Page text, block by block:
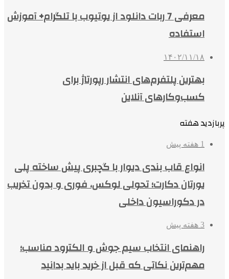
معرفی 7 ربات دانلود از یوتیوب با تلگرام+ آموزش
استفاده
۱۴۰۲/۱۱/۱۸
بهترین پلتفرم‌های انتشار رپورتاژ برای
کسب‌وکارهای آنلاین
پربازدید هفته
1 هفته پیش
انواع قاب بندی دیوار با گچبری پیش ساخته پلی
یورتان دکارت؛ تحولی لوکس، فوری و بدون تخریب
در دکوراسیون داخلی
3 هفته پیش
راهنمای انتخاب سیم جوش و الکترود مناسب؛
مهم‌ترین نکاتی که قبل از خرید باید بدانید